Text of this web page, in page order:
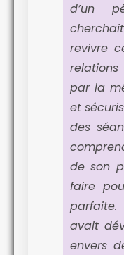
d’un
revivre
par la
et
des
de son
faire
avait
envers